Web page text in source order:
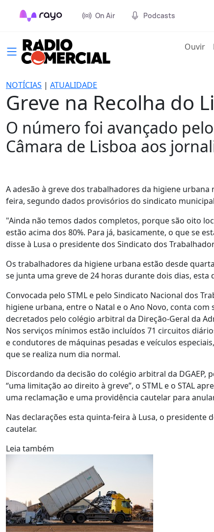
On Air Podcasts
Ouvir
NOTÍCIAS | ATUALIDADE
Greve na Recolha do
O número foi avançado
Câmara de Lisboa aos
A adesão à greve dos trabalhadores da higiene
feira, segundo dados provisórios do sindicato
"Ainda não temos dados completos, porque são oito
estão acima dos 80%. Para já, basicamente, o que se
disse à Lusa o presidente dos Sindicato dos
Os trabalhadores da higiene urbana estão desde
se junta uma greve de 24 horas durante dois dias, esta
Convocada pelo STML e pelo Sindicato Nacional dos
higiene urbana, entre o Natal e o Ano Novo, conta
decretados pelo colégio arbitral da Direção-Geral da
Nos serviços mínimos estão incluídos 71 circuitos
e condutores de máquinas pesadas e veículos
que se realiza num dia normal.
Discordando da decisão do colégio arbitral da
“uma limitação ao direito à greve”, o STML e o STAL
uma reclamação e uma providência cautelar para
Nas declarações esta quinta-feira à Lusa, o presidente
cautelar.
Leia também